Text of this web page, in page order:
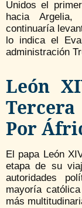
Unidos el
hacia Argelia,
continuaría
lo indica el
administración
León
Por
El papa León
etapa de su
autoridades
mayoría
más